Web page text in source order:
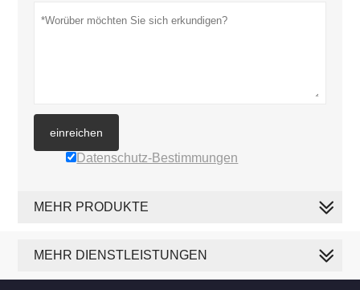
einreichen
Datenschutz-Bestimmungen
MEHR PRODUKTE
MEHR DIENSTLEISTUNGEN